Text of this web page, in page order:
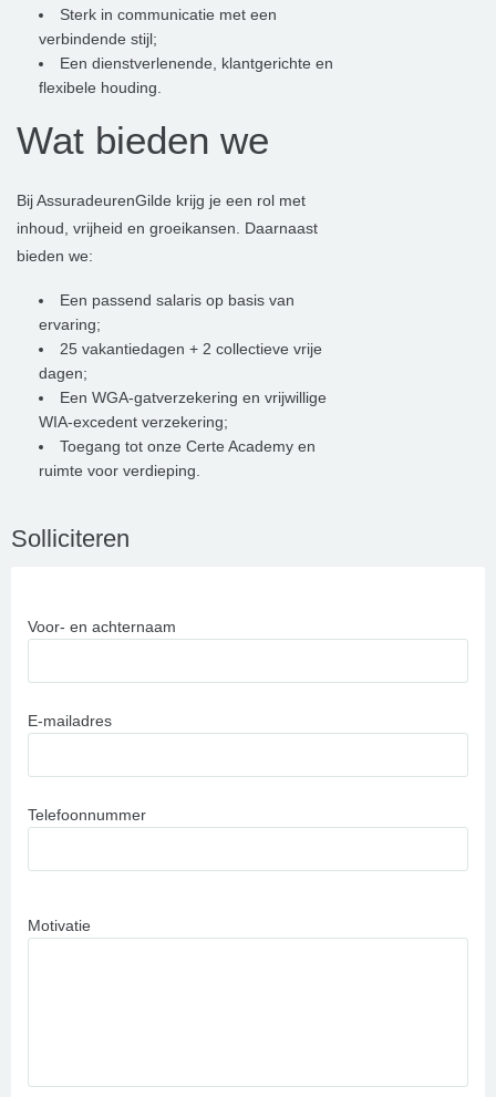
Sterk in communicatie met een
verbindende stijl;
Een dienstverlenende, klantgerichte en
flexibele houding.
Wat bieden we
Bij AssuradeurenGilde krijg je een rol met
inhoud, vrijheid en groeikansen. Daarnaast
bieden we:
Een passend salaris op basis van
ervaring;
25 vakantiedagen + 2 collectieve vrije
dagen;
Een WGA-gatverzekering en vrijwillige
WIA-excedent verzekering;
Toegang tot onze Certe Academy en
ruimte voor verdieping.
Solliciteren
Voor- en achternaam
E-mailadres
Telefoonnummer
Motivatie